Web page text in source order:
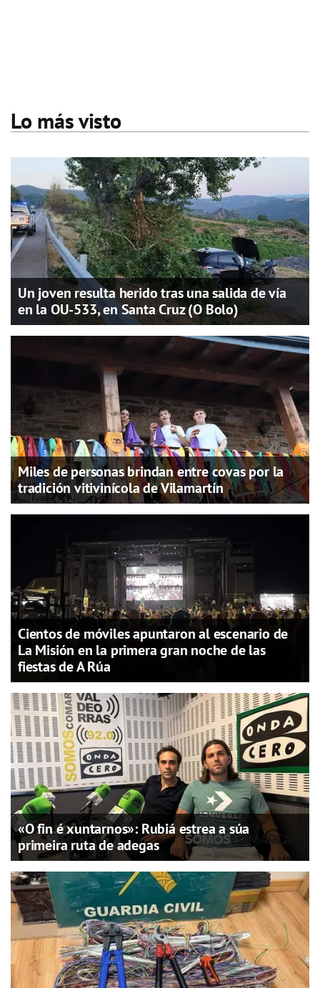
Lo más visto
Un joven resulta herido tras una salida de vía
en la OU-533, en Santa Cruz (O Bolo)
Miles de personas brindan entre covas por la
tradición vitivinícola de Vilamartín
Cientos de móviles apuntaron al escenario de
La Misión en la primera gran noche de las
fiestas de A Rúa
«O fin é xuntarnos»: Rubiá estrea a súa
primeira ruta de adegas